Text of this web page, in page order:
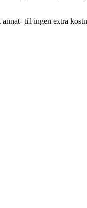
till ingen extra